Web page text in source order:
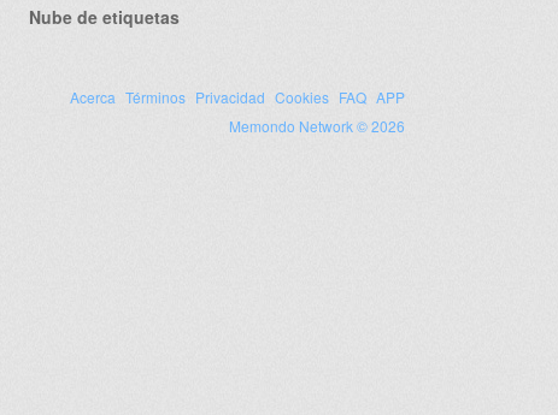
Nube de etiquetas
Acerca Términos Privacidad Cookies FAQ APP
Memondo Network © 2026